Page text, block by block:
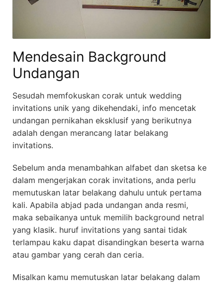
Mendesain Background
Undangan
Sesudah memfokuskan corak untuk wedding
invitations unik yang dikehendaki, info mencetak
undangan pernikahan eksklusif yang berikutnya
adalah dengan merancang latar belakang
invitations.
Sebelum anda menambahkan alfabet dan sketsa ke
dalam mengerjakan corak invitations, anda perlu
memutuskan latar belakang dahulu untuk pertama
kali. Apabila abjad pada undangan anda resmi,
maka sebaikanya untuk memilih background netral
yang klasik. huruf invitations yang santai tidak
terlampau kaku dapat disandingkan beserta warna
atau gambar yang cerah dan ceria.
Misalkan kamu memutuskan latar belakang dalam